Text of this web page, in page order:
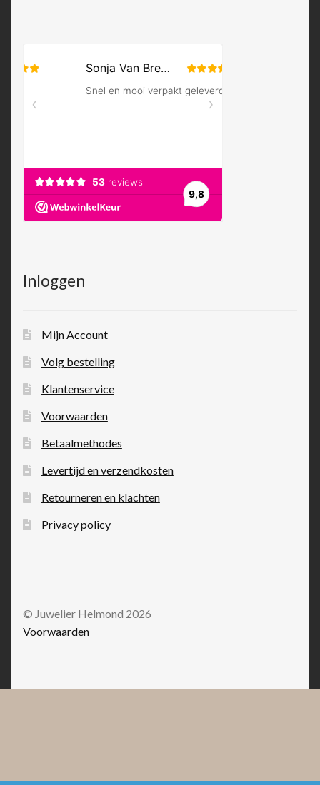
Inloggen
Mijn Account
Volg bestelling
Klantenservice
Voorwaarden
Betaalmethodes
Levertijd en verzendkosten
Retourneren en klachten
Privacy policy
© Juwelier Helmond 2026
Voorwaarden